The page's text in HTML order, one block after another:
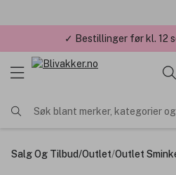
✓ Bestillinger før kl. 12
✓ Årets Nettbutikk
Søk blant merker, kategorier
Salg Og Tilbud/Outlet/Outlet